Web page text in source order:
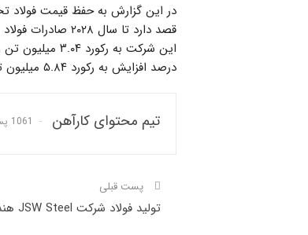
در این گزارش به حفظ قیمت فولاد
درصد افزایش به رکورد ۵.۸۴ میلیون تن دست یافت.
تیم محتوای کارآهن 1061 پست
پست قبلی
تولید فولاد شرکت JSW Steel هند افزایش یافت